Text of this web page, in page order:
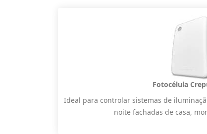
Fotocélula
Ideal para controlar sistemas de
noite fachadas de casa,